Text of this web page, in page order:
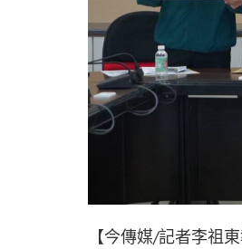
【今傳媒/記者李祖東